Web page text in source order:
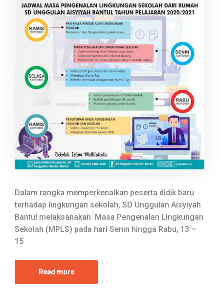
Dalam rangka memperkenalkan peserta didik baru
terhadap lingkungan sekolah, SD Unggulan Aisyiyah
Bantul melaksanakan Masa Pengenalan Lingkungan
Sekolah (MPLS) pada hari Senin hingga Rabu, 13 –
15
Read more